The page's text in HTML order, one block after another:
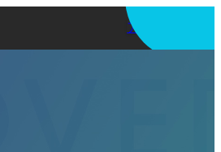
アプリを使う